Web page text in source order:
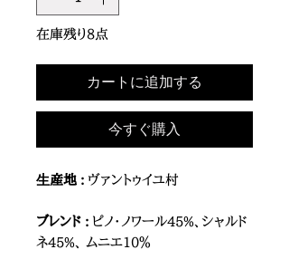
在庫残り8点
カートに追加する
今すぐ購入
⽣産地 : ヴァントゥイユ村
ブレンド : ピノ・ノワール45%、シャルド
ネ45%、 ムニエ10％